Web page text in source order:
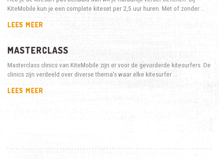
KiteMobile kun je een complete kiteset per 2,5 uur huren. Met of zonder …
LEES MEER
MASTERCLASS
Masterclass clinics van KiteMobile zijn er voor de gevorderde kitesurfers. De
clinics zijn verdeeld over diverse thema's waar elke kitesurfer …
LEES MEER